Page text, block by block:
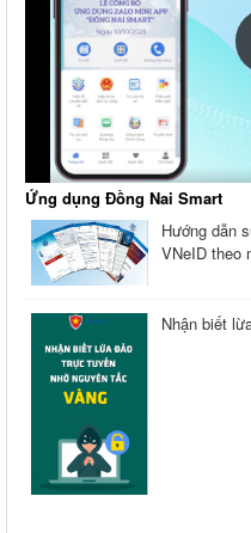
Ứng dụng Đồng Nai Smart
Hướng dẫn
VNeID theo
Nhận biết